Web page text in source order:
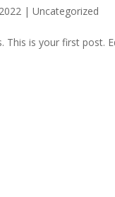
|Uncategorized
This is your first post.